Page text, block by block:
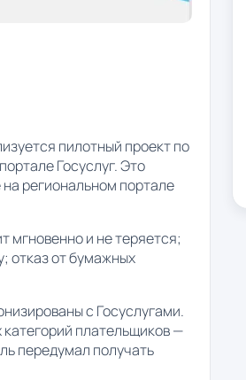
пилотный проект по
Госуслуг. Это
региональном портале
мгновенно и не теряется;
отказ от бумажных
с Госуслугами.
плательщиков —
передумал получать